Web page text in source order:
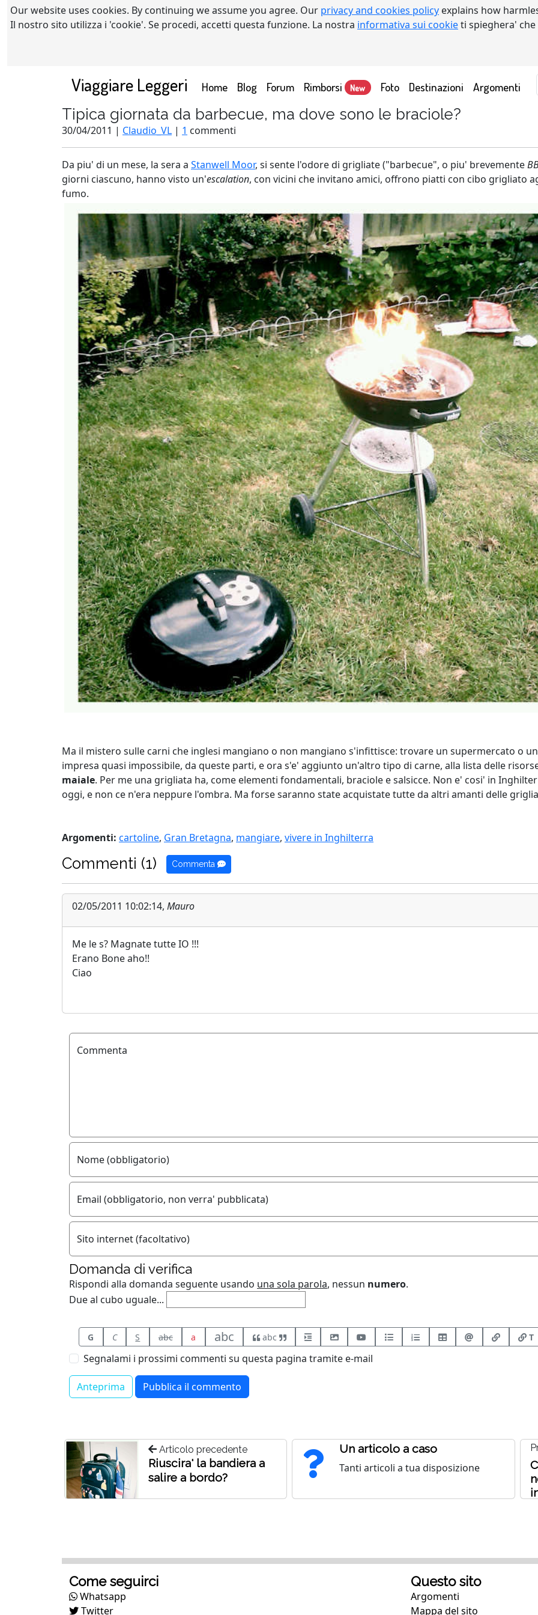
Our website uses cookies. By continuing we assume you agree. Our privacy and cookies policy explains how
Il nostro sito utilizza i 'cookie'. Se procedi, accetti questa funzione. La nostra informativa sui cookieti spieghera'
Viaggiare Leggeri Home(current)
Blog Forum Rimborsi New Foto Destinazioni Argomenti
Tipica giornata da barbecue, ma dove sono le braciole?
30/04/2011 | Claudio_VL | 1 commenti
Da piu' di un mese, la sera a Stanwell Moor, si sente l'odore di grigliate ("barbecue", o piu' brevemente
giorni ciascuno, hanno visto un'escalation, con vicini che invitano amici, offrono piatti con cibo grigliato
fumo.
Ma il mistero sulle carni che inglesi mangiano o non mangiano s'infittisce: trovare un supermercato o
impresa quasi impossibile, da queste parti, e ora s'e' aggiunto un'altro tipo di carne, alla lista delle
maiale. Per me una grigliata ha, come elementi fondamentali, braciole e salsicce. Non e' cosi' in
oggi, e non ce n'era neppure l'ombra. Ma forse saranno state acquistate tutte da altri amanti delle
Argomenti: cartoline, Gran Bretagna, mangiare, vivere in Inghilterra
Commenti (1) Commenta
02/05/2011 10:02:14, Mauro
Me le s? Magnate tutte IO !!!
Erano Bone aho!!
Ciao
Commenta
Nome (obbligatorio)
Email (obbligatorio, non verra' pubblicata)
Sito internet (facoltativo)
Domanda di verifica
Rispondi alla domanda seguente usando una sola parola, nessun numero.
Due al cubo uguale...
G C S abc a abc abc T
Segnalami i prossimi commenti su questa pagina tramite e-mail
Articolo precedente
Riuscira' la bandiera a
salire a bordo?
Un articolo a caso
Tanti articoli a tua disposizione
Come seguirci
Whatsapp
Twitter
Questo sito
Argomenti
Mappa del sito